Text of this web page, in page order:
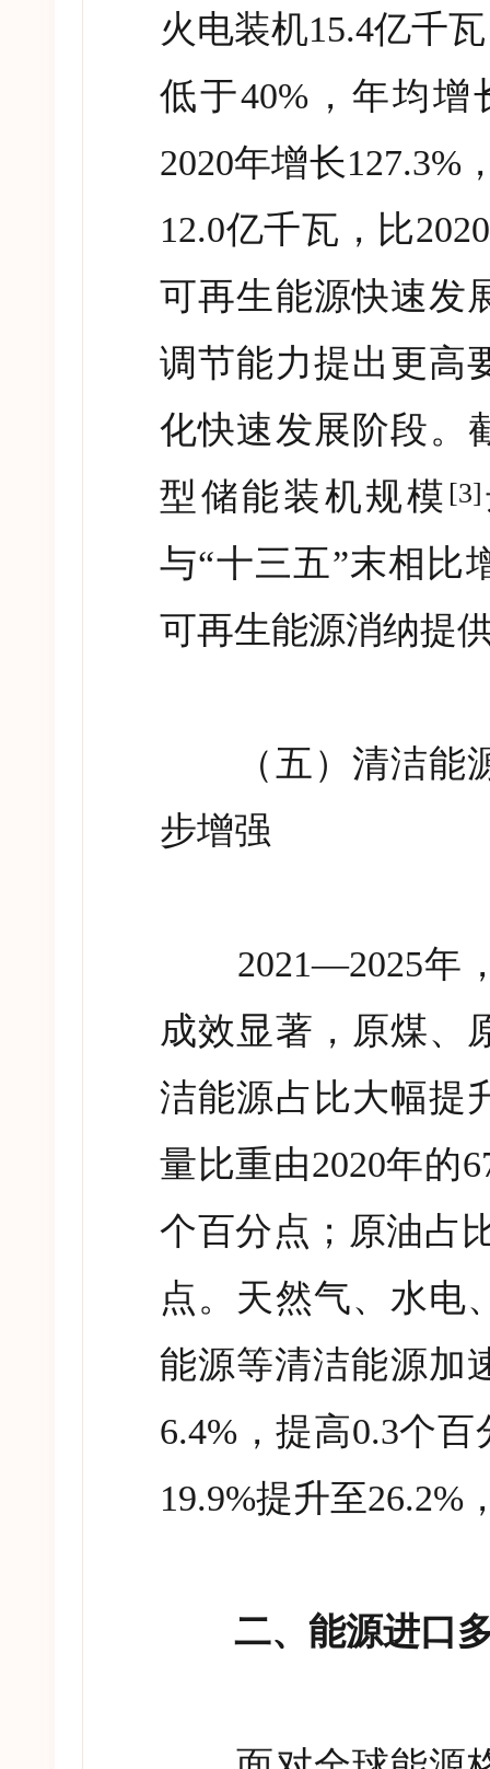
火电装机15.4亿千
低于40% ，年均增
2020年增长127.3%
12.0亿千瓦，比2020
可再生能源快速发
调节能力提出更高
化快速发展阶段。
型储能装机规模 [3]
与“十三五”末相比
可再生能源消纳提
（五）清洁能源
步增强
2021—2025年
成效显著，原煤、
洁能源占比大幅提
量比重由2020年的
个百分点；原油占
点。天然气、水电
能源等清洁能源加
6.4% ，提高0.3个百
19.9%提升至26.2%
二、能源进口多